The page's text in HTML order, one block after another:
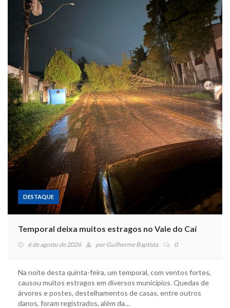
DESTAQUE
Temporal deixa muitos estragos no Vale do Caí
6 de agosto de 2026 porGuilherme Baptista 0
Na noite desta quinta-feira, um temporal, com ventos fortes,
causou muitos estragos em diversos municípios. Quedas de
árvores e postes, destelhamentos de casas, entre outros
danos, foram registrados, além da…